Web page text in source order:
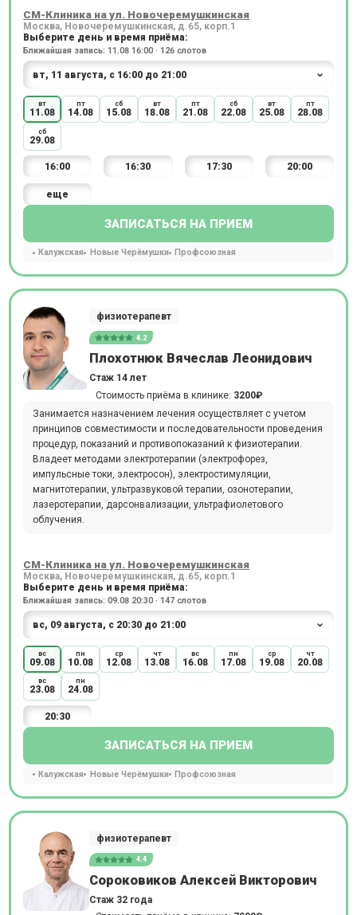
СМ-Клиника на ул. Новочеремушкинская
Москва, Новочеремушкинская, д.65, корп.1
Выберите день и время приёма:
Ближайшая запись: 11.08 16:00 · 126 слотов
вт
11.08
пт
14.08
сб
15.08
вт
18.08
пт
21.08
сб
22.08
вт
25.08
пт
28.08
сб
29.08
16:00 16:30 17:30 20:00
еще
ЗАПИСАТЬСЯ НА ПРИЕМ
Калужская Новые Черёмушки Профсоюзная
физиотерапевт
4.2
Плохотнюк Вячеслав Леонидович
Стаж 14 лет
Стоимость приёма в клинике: 3200₽
Занимается назначением лечения осуществляет с учетом
принципов совместимости и последовательности проведения
процедур, показаний и противопоказаний к физиотерапии.
Владеет методами электротерапии (электрофорез,
импульсные токи, электросон), электростимуляции,
магнитотерапии, ультразвуковой терапии, озонотерапии,
лазеротерапии, дарсонвализации, ультрафиолетового
облучения.
СМ-Клиника на ул. Новочеремушкинская
Москва, Новочеремушкинская, д.65, корп.1
Выберите день и время приёма:
Ближайшая запись: 09.08 20:30 · 147 слотов
вс
09.08
пн
10.08
ср
12.08
чт
13.08
вс
16.08
пн
17.08
ср
19.08
чт
20.08
вс
23.08
пн
24.08
20:30
ЗАПИСАТЬСЯ НА ПРИЕМ
Калужская Новые Черёмушки Профсоюзная
физиотерапевт
4.4
Сороковиков Алексей Викторович
Стаж 32 года